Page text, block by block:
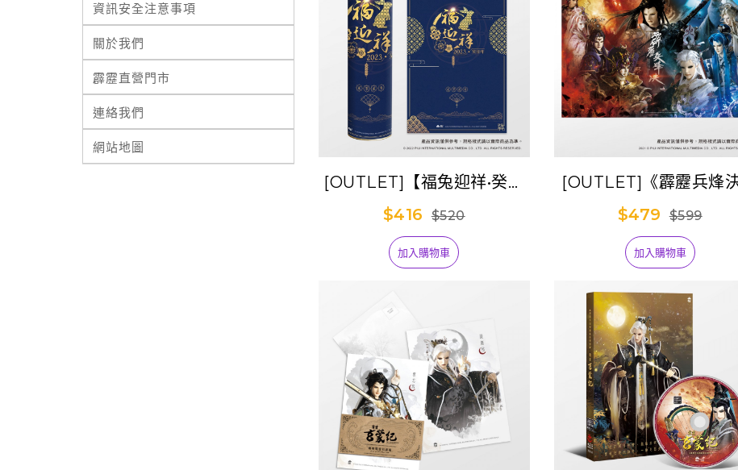
資訊安全注意事項
關於我們
霹靂直營門市
連絡我們
網站地圖
[OUTLET]【福兔迎祥•癸卯
年】2023年月曆
$416 $520
加入購物車
[OUTLET]《霹靂兵烽決
1000片拼圖
$479 $599
加入購物車